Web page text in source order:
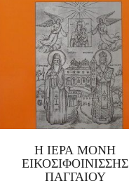
Η ΙΕΡΑ ΜΟΝΗ
ΕΙΚΟΣΙΦΟΙΝΙΣΣΗΣ
ΠΑΓΓΑΙΟΥ